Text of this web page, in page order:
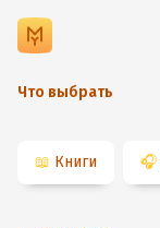
Что выбрать
📖 Книги 🎧